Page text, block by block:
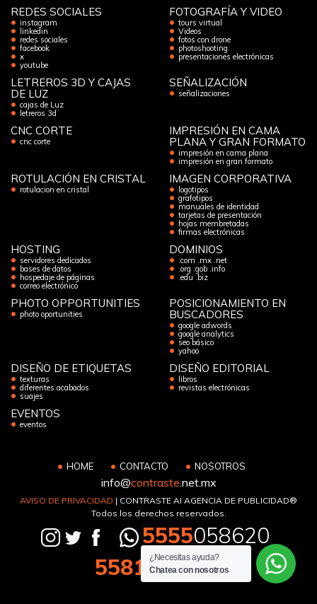
REDES SOCIALES
instagram
linkedin
redes sociales
facebook
x
youtube
FOTOGRAFÍA Y VIDEO
tours virtual
Videos
fotos con drone
photoshooting
presentaciones electrónicas
LETREROS 3D Y CAJAS
DE LUZ
cajas de Luz
letreros 3d
SEÑALIZACIÓN
señalizaciones
CNC CORTE
cnc corte
IMPRESIÓN EN CAMA
PLANA Y GRAN FORMATO
impresión en cama plana
impresión en gran formato
ROTULACIÓN EN CRISTAL
rotulacion en cristal
IMAGEN CORPORATIVA
logotipos
grafotipos
manuales de identidad
tarjetas de presentación
hojas membretadas
firmas electrónicas
HOSTING
servidores dedicados
bases de datos
hospedaje de páginas
correo electrónico
DOMINIOS
.com .mx .net
.org .gob .info
.edu .biz
PHOTO OPPORTUNITIES
photo oportunities
POSICIONAMIENTO EN
BUSCADORES
google adwords
google analytics
seo básico
yahoo
DISEÑO DE ETIQUETAS
texturas
diferentes acabados
suajes
DISEÑO EDITORIAL
libros
revistas electrónicas
EVENTOS
eventos
HOME CONTACTO NOSOTROS
info@contraste.net.mx
AVISO DE PRIVACIDAD | CONTRASTE AI AGENCIA DE PUBLICIDAD®
Todos los derechos reservados.
5555058620
5581 133194
¿Necesitas ayuda?
Chatea con nosotros